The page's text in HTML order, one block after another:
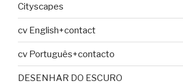
Cityscapes
cv English+contact
cv Português+contacto
DESENHAR DO ESCURO